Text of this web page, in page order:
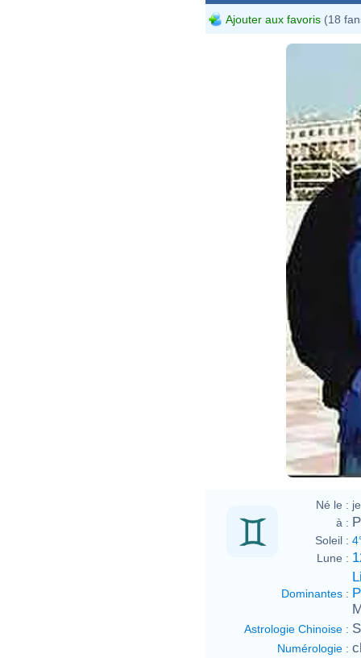
Ajouter aux favoris (18
Né le :
à :
Soleil :
Lune :
Dominantes :
Astrologie Chinoise :
Numérologie :